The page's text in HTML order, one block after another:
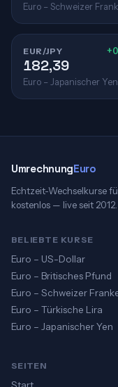
Euro – Schweizer
EUR/JPY
182,39
Euro – Japanischer Yen
UmrechnungEuro
Echtzeit-Wechselkurse
kostenlos — live seit 2012.
BELIEBTE KURSE
Euro – US-Dollar
Euro – Britisches Pfund
Euro – Schweizer
Euro – Türkische Lira
Euro – Japanischer Yen
SEITEN